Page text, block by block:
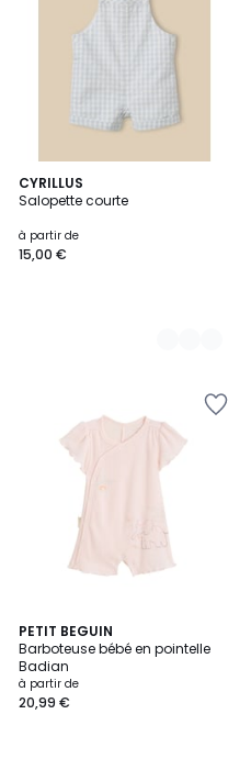
CYRILLUS
Salopette courte
à partir de
15,00 €
2
Couleurs
PETIT BEGUIN
Barboteuse bébé en pointelle
Badian
à partir de
20,99 €